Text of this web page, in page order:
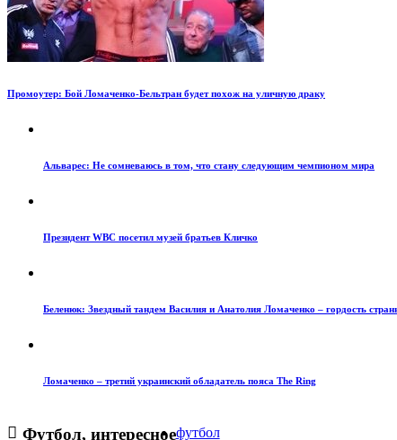
Промоутер: Бой Ломаченко-Бельтран будет похож на уличную драку
Альварес: Не сомневаюсь в том, что стану следующим чемпионом мира
Президент WBC посетил музей братьев Кличко
Беленюк: Звездный тандем Василия и Анатолия Ломаченко – гордость
Ломаченко – третий украинский обладатель пояса The Ring
Футбол, интересноефутбол